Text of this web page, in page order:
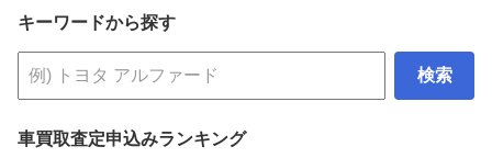
キーワードから探す
検索
車買取査定申込みランキング